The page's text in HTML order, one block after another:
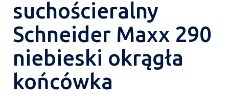
suchościeralny
Schneider Maxx 290
niebieski okrągła
końcówka